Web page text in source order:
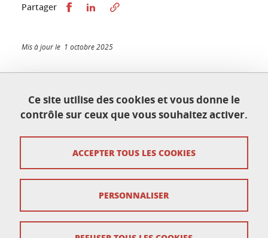
Ce site utilise des cookies et vous donne le
contrôle sur ceux que vous souhaitez activer.
ACCEPTER TOUS LES COOKIES
PERSONNALISER
Partager Partager sur Facebook
Partager sur LinkedIn
Mis à jour le 1 octobre 2025
Centre d'Accompagnement de la Pédagogie
CAP@UGA
cap@univ-grenoble-alpes.fr